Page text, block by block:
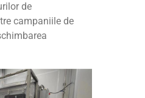
de
campaniile de